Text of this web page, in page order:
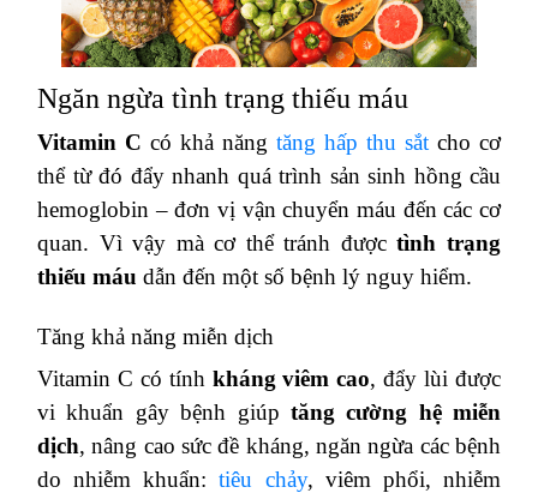
Ngăn ngừa tình trạng thiếu máu
Vitamin C có khả năng tăng hấp thu sắt cho cơ
thể từ đó đẩy nhanh quá trình sản sinh hồng cầu
hemoglobin – đơn vị vận chuyển máu đến các cơ
quan. Vì vậy mà cơ thể tránh đượctình trạng
thiếu máu dẫn đến một số bệnh lý nguy hiểm.
Tăng khả năng miễn dịch
Vitamin C có tính kháng viêm cao, đẩy lùi được
vi khuẩn gây bệnh giúp tăng cường hệ miễn
dịch, nâng cao sức đề kháng, ngăn ngừa các bệnh
do nhiễm khuẩn: tiêu chảy, viêm phổi, nhiễm